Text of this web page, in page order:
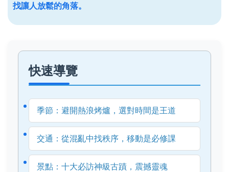
找讓人放鬆的角落。
快速導覽
季節：避開熱浪烤爐，選對時間是王道
交通：從混亂中找秩序，移動是必修課
景點：十大必訪神級古蹟，震撼靈魂